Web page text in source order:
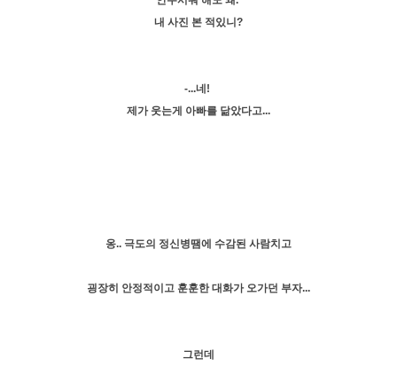
내 사진 본 적있니?
-...네!
제가 웃는게 아빠를 닮았다고...
옹.. 극도의 정신병땜에 수감된 사람치고
굉장히 안정적이고 훈훈한 대화가 오가던 부자...
그런데